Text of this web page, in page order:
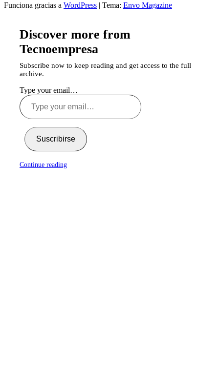
Funciona gracias a WordPress | Tema: Envo Magazine
Discover more from
Tecnoempresa
Subscribe now to keep reading and get access to the full
archive.
Type your email…
Suscribirse
Continue reading